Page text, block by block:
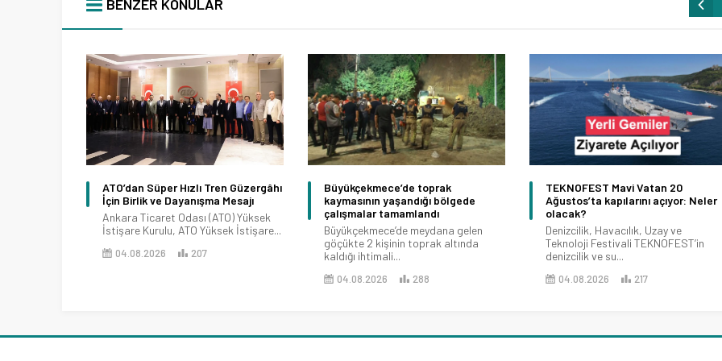
BENZER KONULAR
ATO’dan Süper Hızlı Tren Güzergâhı
İçin Birlik ve Dayanışma Mesajı
Ankara Ticaret Odası (ATO) Yüksek
İstişare Kurulu, ATO Yüksek İstişare...
04.08.2026 207
Büyükçekmece’de toprak
kaymasının yaşandığı bölgede
çalışmalar tamamlandı
Büyükçekmece’de meydana gelen
göçükte 2 kişinin toprak altında
kaldığı ihtimali...
04.08.2026 288
TEKNOFEST Mavi Vatan 20
Ağustos’ta kapılarını açıyor: Neler
olacak?
Denizcilik, Havacılık, Uzay ve
Teknoloji Festivali TEKNOFEST’in
denizcilik ve su...
04.08.2026 217